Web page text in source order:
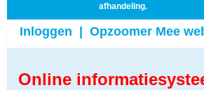
afhandeling.
Inloggen Opzoomer Mee
Online